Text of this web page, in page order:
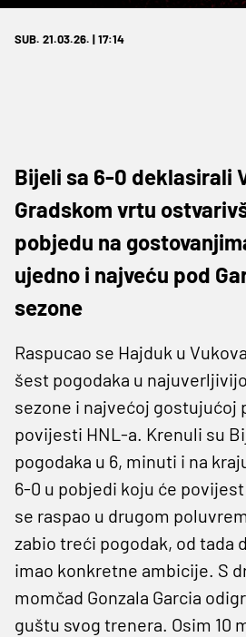
SUB. 21.03.26. | 17:14
Bijeli sa 6-0 deklasirali
Gradskom vrtu
pobjedu na
ujedno i najveću pod
sezone
Raspucao se Hajduk u
šest pogodaka u
sezone i najvećoj gostujućoj
povijesti HNL-a. Krenuli su
pogodaka u 6, minuti i na
6-0 u pobjedi koju će
se raspao u drugom
zabio treći pogodak, od tada
imao konkretne ambicije. S
momčad Gonzala Garcia
guštu svog trenera. Osim 10